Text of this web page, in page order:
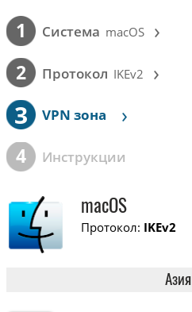
1 Cистема macOS ›
2 Протокол IKEv2 ›
3 VPN зона ›
4 Инструкции
macOS
Протокол: IKEv2
Азия